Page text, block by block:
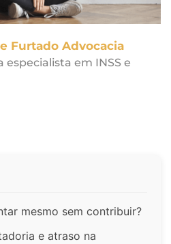
Furtado Advocacia
especialista em INSS e
mesmo sem contribuir?
e atraso na